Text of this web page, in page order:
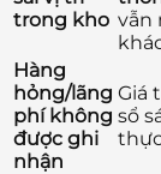
trong kho vẫn
Hàng
hỏng/lãng
phí không
được ghi
nhận
Giá
sổ